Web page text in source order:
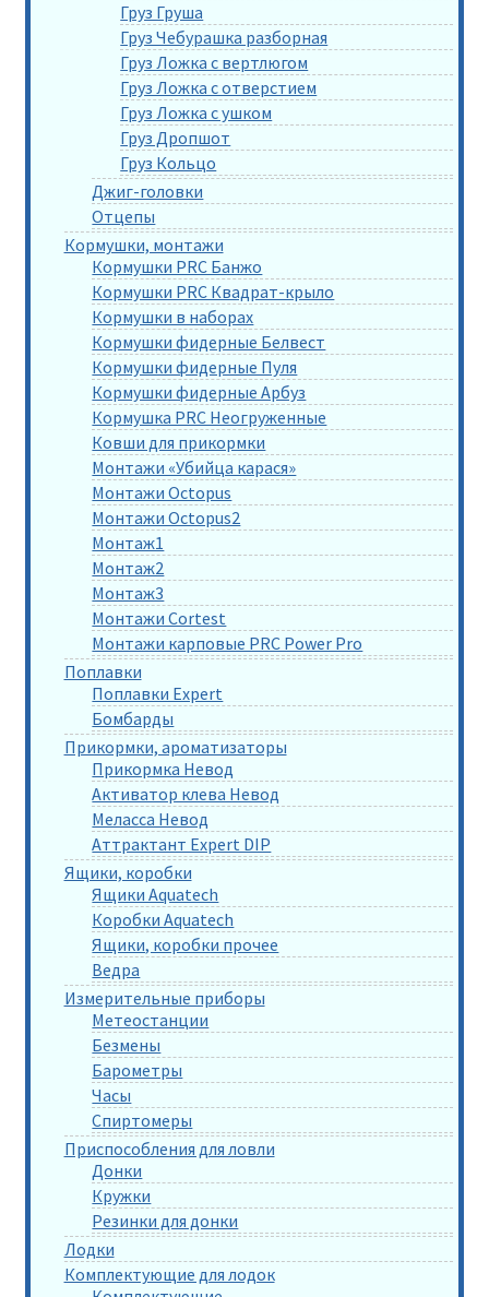
Груз Груша
Груз Чебурашка разборная
Груз Ложка с вертлюгом
Груз Ложка с отверстием
Груз Ложка с ушком
Груз Дропшот
Груз Кольцо
Джиг-головки
Отцепы
Кормушки, монтажи
Кормушки PRC Банжо
Кормушки PRC Квадрат-крыло
Кормушки в наборах
Кормушки фидерные Белвест
Кормушки фидерные Пуля
Кормушки фидерные Арбуз
Кормушка PRC Неогруженные
Ковши для прикормки
Монтажи «Убийца карася»
Монтажи Octopus
Монтажи Octopus2
Монтаж1
Монтаж2
Монтаж3
Монтажи Cortest
Монтажи карповые PRC Power Pro
Поплавки
Поплавки Expert
Бомбарды
Прикормки, ароматизаторы
Прикормка Невод
Активатор клева Невод
Меласса Невод
Аттрактант Expert DIP
Ящики, коробки
Ящики Aquatech
Коробки Aquatech
Ящики, коробки прочее
Ведра
Измерительные приборы
Метеостанции
Безмены
Барометры
Часы
Спиртомеры
Приспособления для ловли
Донки
Кружки
Резинки для донки
Лодки
Комплектующие для лодок